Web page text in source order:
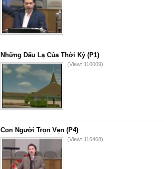
Những Dấu Lạ Của Thời Kỳ (P1)
(View: 110009)
Con Người Trọn Vẹn (P4)
(View: 116468)